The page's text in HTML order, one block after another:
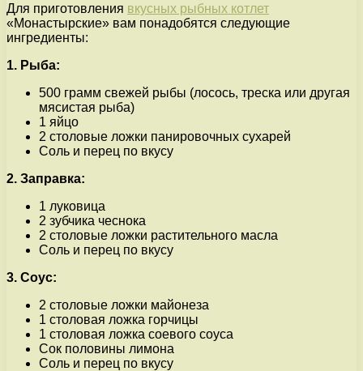
Для приготовления вкусных рыбных котлет
«Монастырские» вам понадобятся следующие
ингредиенты:
1. Рыба:
500 грамм свежей рыбы (лосось, треска или другая
мясистая рыба)
1 яйцо
2 столовые ложки панировочных сухарей
Соль и перец по вкусу
2. Заправка:
1 луковица
2 зубчика чеснока
2 столовые ложки растительного масла
Соль и перец по вкусу
3. Соус:
2 столовые ложки майонеза
1 столовая ложка горчицы
1 столовая ложка соевого соуса
Сок половины лимона
Соль и перец по вкусу